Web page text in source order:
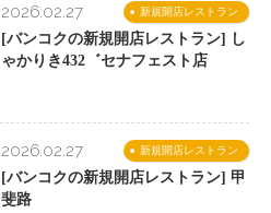
新規開店レストラン
2026.02.27
[バンコクの新規開店レストラン] し
ゃかりき432゛セナフェスト店
新規開店レストラン
2026.02.27
[バンコクの新規開店レストラン] 甲
斐路